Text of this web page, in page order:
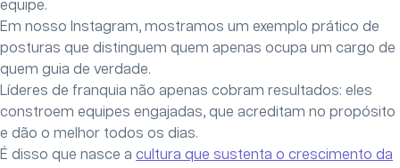
equipe.
Em nosso Instagram, mostramos um exemplo prático de
posturas que distinguem quem apenas ocupa um cargo de
quem guia de verdade.
Líderes de franquia não apenas cobram resultados: eles
constroem equipes engajadas, que acreditam no propósito
e dão o melhor todos os dias.
É disso que nasce a cultura que sustenta o crescimento da